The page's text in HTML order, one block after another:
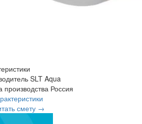
SLT Aqua
производства Россия
смету →